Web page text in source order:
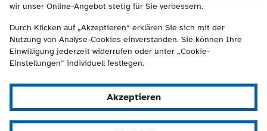
wir unser Online-Angebot stetig für Sie verbessern.
Durch Klicken auf „Akzeptieren“ erklären Sie sich mit der
Nutzung von Analyse-Cookies einverstanden. Sie können Ihre
Einwilligung jederzeit widerrufen oder unter „Cookie-
Einstellungen“ individuell festlegen.
Akzeptieren